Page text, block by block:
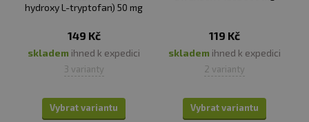
hydroxy L-tryptofan) 50 mg
149 Kč
skladem ihned k expedici
3 varianty
Vybrat variantu
119 Kč
skladem ihned k expedici
2 varianty
Vybrat variantu